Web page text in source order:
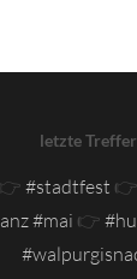
letzte
👉 #stadtfest 👉
#mai 👉